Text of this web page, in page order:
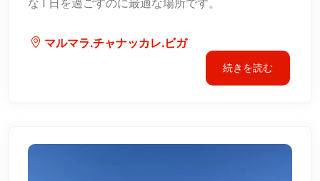
な 1 日を過ごすのに最適な場所です。
マルマラ,チャナッカレ,ビガ
続きを読む